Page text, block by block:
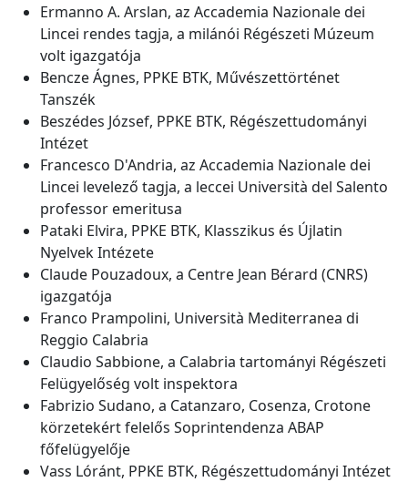
Ermanno A. Arslan, az Accademia Nazionale dei
Lincei rendes tagja, a milánói Régészeti Múzeum
volt igazgatója
Bencze Ágnes, PPKE BTK, Művészettörténet
Tanszék
Beszédes József, PPKE BTK, Régészettudományi
Intézet
Francesco D'Andria, az Accademia Nazionale dei
Lincei levelező tagja, a leccei Università del Salento
professor emeritusa
Pataki Elvira, PPKE BTK, Klasszikus és Újlatin
Nyelvek Intézete
Claude Pouzadoux, a Centre Jean Bérard (CNRS)
igazgatója
Franco Prampolini, Università Mediterranea di
Reggio Calabria
Claudio Sabbione, a Calabria tartományi Régészeti
Felügyelőség volt inspektora
Fabrizio Sudano, a Catanzaro, Cosenza, Crotone
körzetekért felelős Soprintendenza ABAP
főfelügyelője
Vass Lóránt, PPKE BTK, Régészettudományi Intézet